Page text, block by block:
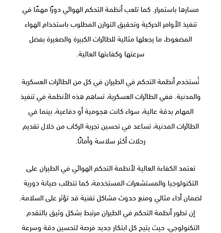
مسارها باستمرار. كما تلعب أنظمة التحكم الهوائي دورًا مهمًا في
تنفيذ الأوامر الحركية وتحقيق التوازن المطلوب باستخدام الهواء
المضغوط، ما يجعلها مثالية للطائرات الكبيرة والصغيرة بفضل
سرعتها وكفاءتها العالية.
تُستخدم أنظمة التحكم في الطيران في كل من الطائرات العسكرية
والمدنية. ففي الطائرات العسكرية، تساهم هذه الأنظمة في تنفيذ
المهام بدقة عالية، سواء كانت هجومية أو دفاعية، بينما في
الطائرات المدنية، تساعد في تحسين تجربة الركاب من خلال تقديم
رحلات أكثر سلاسة وأمانًا.
تعتمد الكفاءة العالية لأنظمة التحكم الهوائي في الطيران على
التكنولوجيا والمستشعرات المستخدمة، كما تتطلب صيانة دورية
لضمان أداء مثالي ومنع حدوث مشاكل تقنية قد تؤثر على السلامة.
إن تطور أنظمة التحكم في الطيران مرتبط بشكل وثيق بالتقدم
التكنولوجي، حيث يتيح كل ابتكار جديد فرصة لتحسين دقة وسرعة